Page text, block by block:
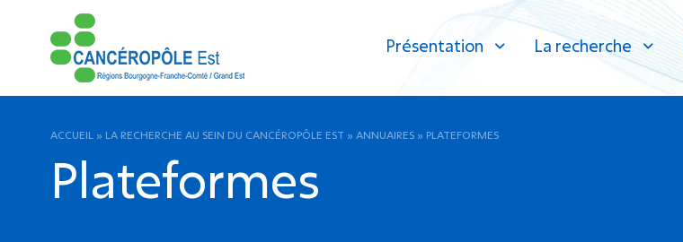
Présentation La recherche
ACCUEIL » LA RECHERCHE AU SEIN DU CANCÉROPÔLE EST » ANNUAIRES » PLATEFORMES
Plateformes